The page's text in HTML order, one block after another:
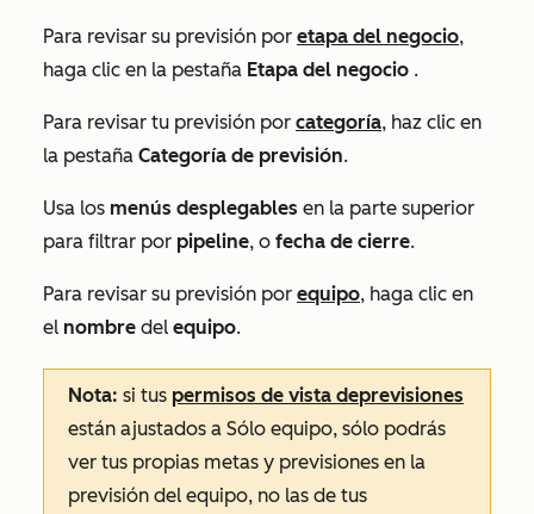
Para revisar su previsión por etapa del negocio,
haga clic en la pestaña Etapa del negocio .
Para revisar tu previsión por categoría, haz clic en
la pestaña Categoría de previsión.
Usa los menús desplegables en la parte superior
para filtrar por pipeline, o fecha de cierre.
Para revisar su previsión por equipo, haga clic en
el nombre del equipo.
Nota: si tus permisos de vista deprevisiones
están ajustados a Sólo equipo, sólo podrás
ver tus propias metas y previsiones en la
previsión del equipo, no las de tus